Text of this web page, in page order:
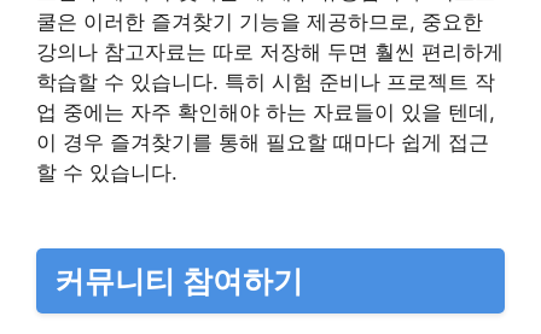
쿨은 이러한 즐겨찾기 기능을 제공하므로, 중요한
강의나 참고자료는 따로 저장해 두면 훨씬 편리하게
학습할 수 있습니다. 특히 시험 준비나 프로젝트 작
업 중에는 자주 확인해야 하는 자료들이 있을 텐데,
이 경우 즐겨찾기를 통해 필요할 때마다 쉽게 접근
할 수 있습니다.
커뮤니티 참여하기